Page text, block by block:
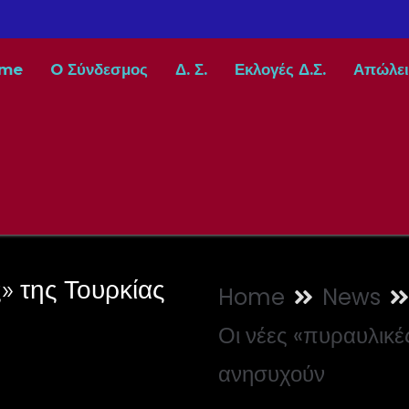
O Σύνδεσμος Δ. Σ. Εκλογές Δ.Σ.
της Τουρκίας
Home
News
Οι νέες
ανησυχούν